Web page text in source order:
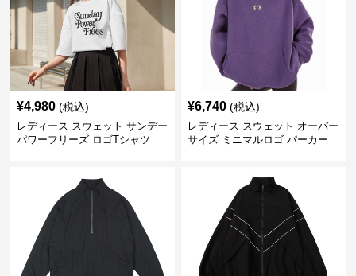
¥4,980 (税込)
レディース スウェット サンデー
パワーフリーズ ロゴTシャツ
¥6,740 (税込)
レディース スウェット オーバー
サイズ ミニマルロゴ パーカー